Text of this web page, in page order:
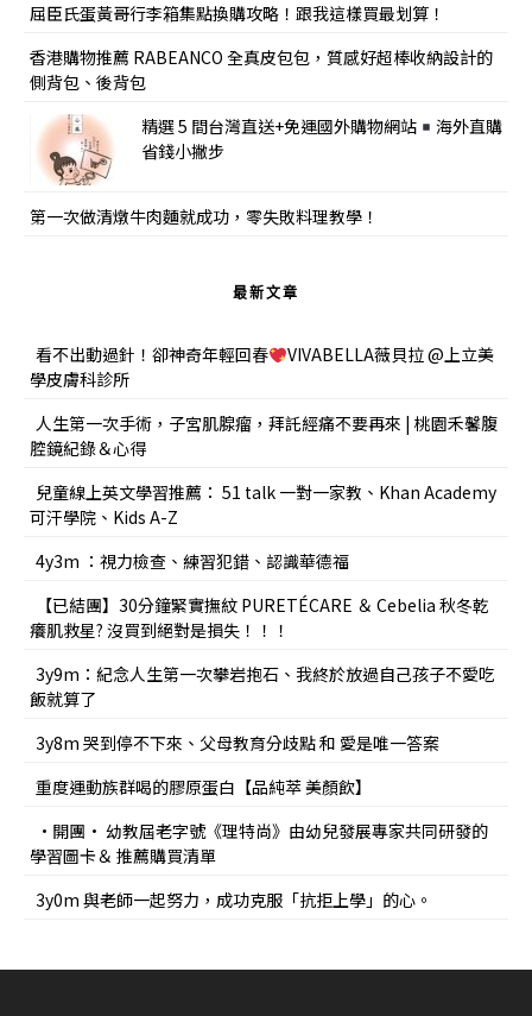
屈臣氏蛋黃哥行李箱集點換購攻略！跟我這樣買最划算！
香港購物推薦 RABEANCO 全真皮包包，質感好超棒收納設計的
側背包、後背包
精選 5 間台灣直送+免運國外購物網站
海外直購
省錢小撇步
第一次做清燉牛肉麵就成功，零失敗料理教學！
最新文章
看不出動過針！卻神奇年輕回春
VIVABELLA薇貝拉 @上立美
學皮膚科診所
人生第一次手術，子宮肌腺瘤，拜託經痛不要再來 | 桃園禾馨腹
腔鏡紀錄＆心得
兒童線上英文學習推薦： 51 talk 一對一家教、Khan Academy
可汗學院、Kids A-Z
4y3m ：視力檢查、練習犯錯、認識華德福
【已結團】30分鐘緊實撫紋 PURETÉCARE ＆ Cebelia 秋冬乾
癢肌救星? 沒買到絕對是損失！！！
3y9m：紀念人生第一次攀岩抱石、我終於放過自己孩子不愛吃
飯就算了
3y8m 哭到停不下來、父母教育分歧點 和 愛是唯一答案
重度運動族群喝的膠原蛋白【品純萃 美顏飲】
•開團• 幼教屆老字號《理特尚》由幼兒發展專家共同研發的
學習圖卡＆ 推薦購買清單
3y0m 與老師一起努力，成功克服「抗拒上學」的心。